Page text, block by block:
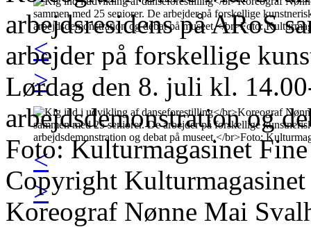
<
>
<
>
arbejdsresidens på ARoS
arbejder på forskellige
Lørdag den 8. juli kl.
arbejdsdemonstration og
Foto: Kulturmagasinet
Copyright
Koreograf Nønne Mai